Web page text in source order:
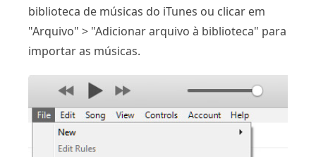
biblioteca de músicas do iTunes ou clicar em
"Arquivo" > "Adicionar arquivo à biblioteca" para
importar as músicas.